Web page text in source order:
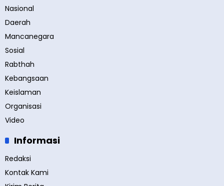
Nasional
Daerah
Mancanegara
Sosial
Rabthah
Kebangsaan
Keislaman
Organisasi
Video
Informasi
Redaksi
Kontak Kami